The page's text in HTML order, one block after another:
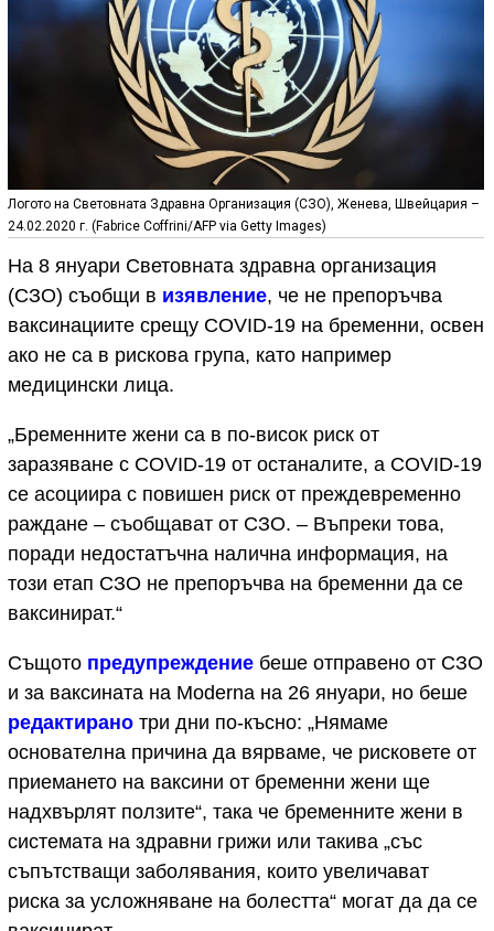
Логото на Световната Здравна Организация (СЗО), Женева, Швейцария –
24.02.2020 г. (Fabrice Coffrini/AFP via Getty Images)
На 8 януари Световната здравна организация
(СЗО) съобщи в изявление, че не препоръчва
ваксинациите срещу COVID-19 на бременни, освен
ако не са в рискова група, като например
медицински лица.
„Бременните жени са в по-висок риск от
заразяване с COVID-19 от останалите, а COVID-19
се асоциира с повишен риск от преждевременно
раждане – съобщават от СЗО. – Въпреки това,
поради недостатъчна налична информация, на
този етап СЗО не препоръчва на бременни да се
ваксинират.“
Същото предупреждение беше отправено от СЗО
и за ваксината на Moderna на 26 януари, но беше
редактирано три дни по-късно: „Нямаме
основателна причина да вярваме, че рисковете от
приемането на ваксини от бременни жени ще
надхвърлят ползите“, така че бременните жени в
системата на здравни грижи или такива „със
съпътстващи заболявания, които увеличават
риска за усложняване на болестта“ могат да да се